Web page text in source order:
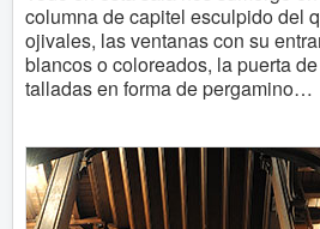
columna de capitel esculpido del
ojivales, las ventanas con su
blancos o coloreados, la puerta
talladas en forma de pergamino…